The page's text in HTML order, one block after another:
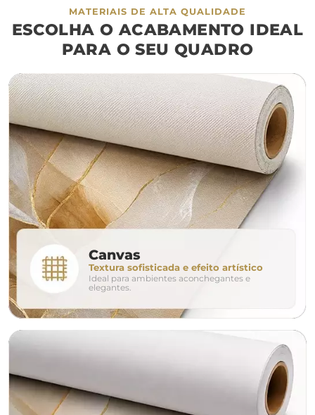
móvel de referência
sofá cama
largura aproximada
160cm 200cm
280cm 320cm
conjunto
avulso duo
o tamanho ideal para o seu ambiente é
MATERIAIS DE ALTA QUALIDADE
ESCOLHA O ACABAMENTO IDEAL
PARA O SEU QUADRO
Canvas
Textura sofisticada e efeito artístico
Ideal para ambientes aconchegantes e
elegantes.